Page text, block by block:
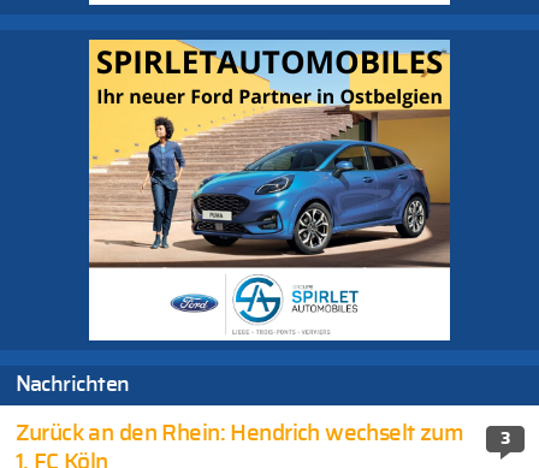
Nachrichten
3
Zurück an den Rhein: Hendrich wechselt zum
1. FC Köln